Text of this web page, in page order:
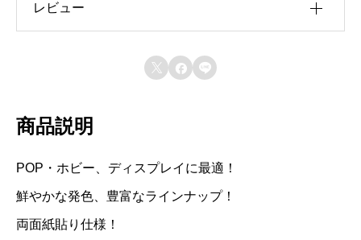
レビュー
レビュー投稿には、会員登録が必要です。
会員登録する
  
商品説明
POP・ホビー、ディスプレイに最適！
鮮やかな発色、豊富なラインナップ！
両面紙貼り仕様！